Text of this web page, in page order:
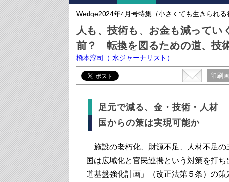
Wedge2024年4月号特集（小さくても生きられる
人も、技術も、お金も減って
前？ 転換を図るための道、技
橋本淳司 （ 水ジャーナリスト）
印刷
足元で減る、金・技術・人材
国からの策は実現可能か
施設の老朽化、財源不足、人材不足の
国は広域化と官民連携という対策を打
道基盤強化計画」（改正法第５条）の